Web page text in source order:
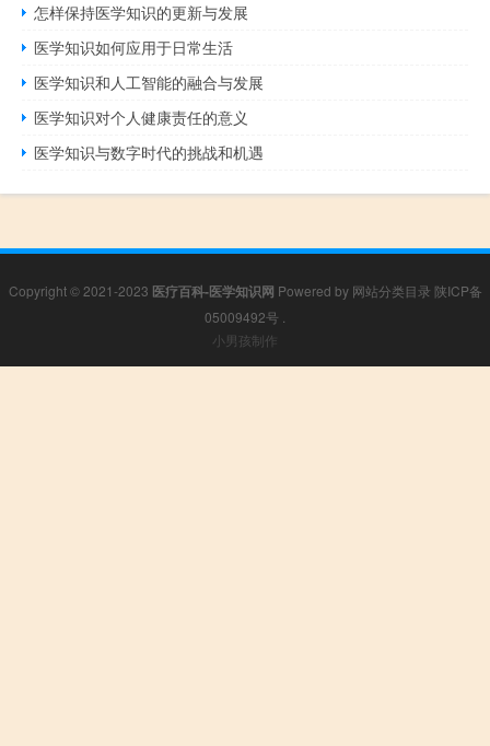
怎样保持医学知识的更新与发展
医学知识如何应用于日常生活
医学知识和人工智能的融合与发展
医学知识对个人健康责任的意义
医学知识与数字时代的挑战和机遇
Copyright © 2021-2023 医疗百科-医学知识网 Powered by 网站分类目录 陕ICP备
05009492号
小男孩制作